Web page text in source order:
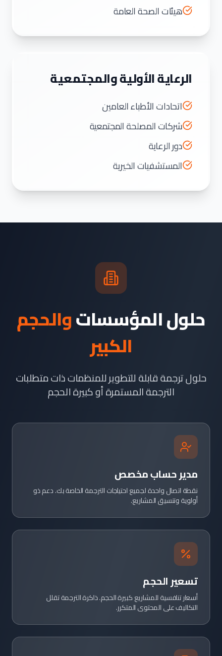
هيئات الصحة العامة
الرعاية الأولية والمجتمعية
اتحادات الأطباء العامين
شركات المصلحة المجتمعية
دور الرعاية
المستشفيات الخيرية
حلول المؤسساتوالحجم
الكبير
حلول ترجمة قابلة للتطوير للمنظمات ذات متطلبات
الترجمة المستمرة أو كبيرة الحجم
مدير حساب مخصص
نقطة اتصال واحدة لجميع احتياجات الترجمة الخاصة بك. دعم ذو
أولوية وتنسيق المشاريع.
تسعير الحجم
أسعار تنافسية للمشاريع كبيرة الحجم. ذاكرة الترجمة تقلل
التكاليف على المحتوى المتكرر.